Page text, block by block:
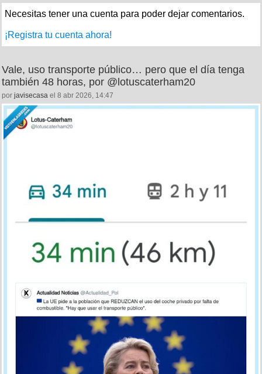
Necesitas tener una cuenta para poder dejar comentarios.
¡Registra tu cuenta ahora!
Vale, uso transporte público… pero que el día tenga
también 48 horas, por @lotuscaterham20
por javisecasa el 8 abr 2026, 14:47